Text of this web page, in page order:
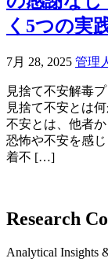
く5つの実
7月 28, 2025 管理
見捨て不安解毒
見捨て不安とは
不安とは、他者
恐怖や不安を感
着不 […]
Research
Analytical Insights